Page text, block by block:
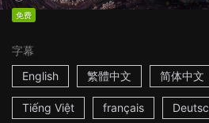
免费
字幕
English
繁體中文 简体中文
Tiếng Việt français